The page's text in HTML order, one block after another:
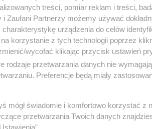
w tym:
ale wciąż stanowi
treści, pomiar reklam i treści,
Zaufani Partnerzy możemy używać
urządzenia do celów
korzystanie z tych technologii poprzez
wycofać klikając przycisk ustawień
rodzaje przetwarzania danych nie
Preferencje będą miały
mógł świadomie i komfortowo korzystać z
przetwarzania Twoich danych